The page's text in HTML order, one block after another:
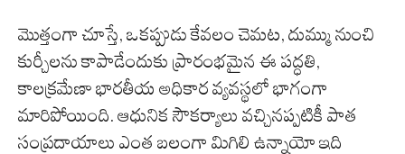
మొత్తంగా చూస్తే, ఒకప్పుడు కేవలం చెమట, దుమ్ము నుంచి
కుర్చీలను కాపాడేందుకు ప్రారంభమైన ఈ పద్ధతి,
కాలక్రమేణా భారతీయ అధికార వ్యవస్థలో భాగంగా
మారిపోయింది. ఆధునిక సౌకర్యాలు వచ్చినప్పటికీ పాత
సంప్రదాయాలు ఎంత బలంగా మిగిలి ఉన్నాయో ఇది